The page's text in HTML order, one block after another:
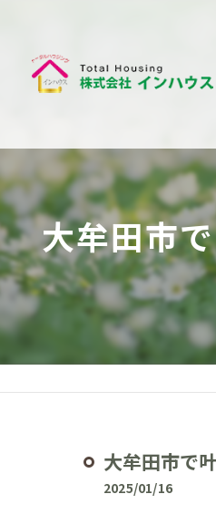
大牟田市
大牟田市で
2025/01/16